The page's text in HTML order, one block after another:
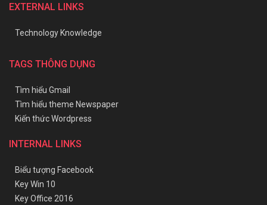
EXTERNAL LINKS
Technology Knowledge
TAGS THÔNG DỤNG
Tìm hiểu Gmail
Tìm hiểu theme Newspaper
Kiến thức Wordpress
INTERNAL LINKS
Biểu tượng Facebook
Key Win 10
Key Office 2016